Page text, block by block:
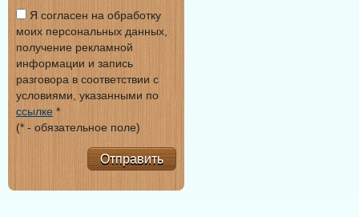
Я согласен на обработку
моих персональных данных,
получение рекламной
информации и запись
разговора в соответствии с
условиями, указанными по
ссылке *
(* - обязательное поле)
Отправить